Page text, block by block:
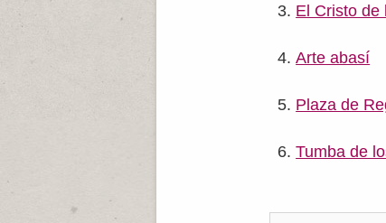
El Cristo de
Arte abasí
Plaza de
Tumba de